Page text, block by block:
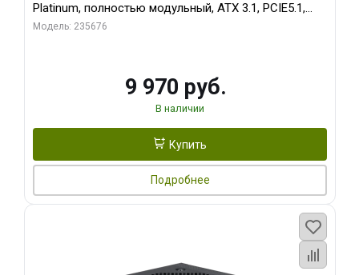
Platinum, полностью модульный, ATX 3.1, PCIE5.1,
RTL
Модель: 235676
9 970 руб.
В наличии
Купить
Подробнее